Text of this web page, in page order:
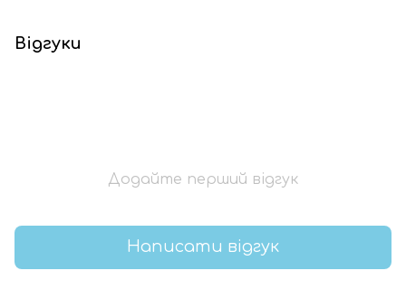
Відгуки
Додайте перший відгук
Написати відгук